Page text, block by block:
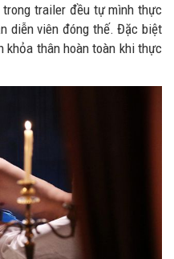
trong trailer đều tự mình thực
diễn viên đóng thế. Đặc biệt
khỏa thân hoàn toàn khi thực